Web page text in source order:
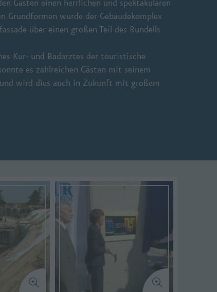
Gästen einen herrlichen und spektakulären
wurde der Gebäudekomplex
über einen großen Teil des Rundells
Kur- und Badarztes der touristische
es zahlreichen Gästen mit seinem
wird dies auch in Zukunft mit großem